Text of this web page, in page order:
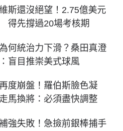
斯還沒絕望！2.75億美元
得先撐過20場考核期
何統治力下滑？桑田真澄
盲目推崇美式球風
度崩盤！羅伯斯臉色凝
馬換將：必須盡快調整
強失敗！急撿前銀棒捕手